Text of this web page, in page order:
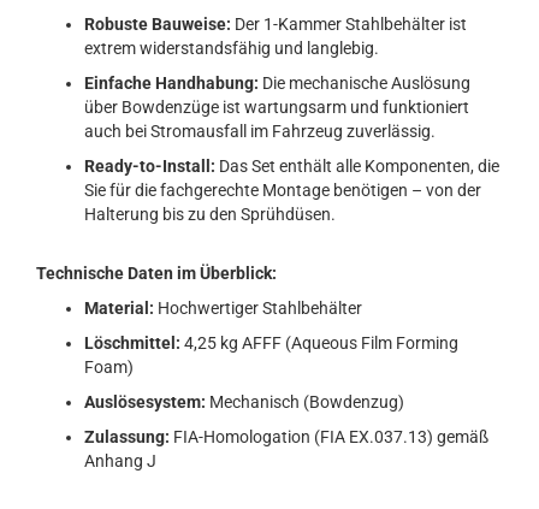
Robuste Bauweise: Der 1-Kammer Stahlbehälter ist
extrem widerstandsfähig und langlebig.
Einfache Handhabung: Die mechanische Auslösung
über Bowdenzüge ist wartungsarm und funktioniert
auch bei Stromausfall im Fahrzeug zuverlässig.
Ready-to-Install: Das Set enthält alle Komponenten, die
Sie für die fachgerechte Montage benötigen – von der
Halterung bis zu den Sprühdüsen.
Technische Daten im Überblick:
Material: Hochwertiger Stahlbehälter
Löschmittel: 4,25 kg AFFF (Aqueous Film Forming
Foam)
Auslösesystem: Mechanisch (Bowdenzug)
Zulassung: FIA-Homologation (FIA EX.037.13) gemäß
Anhang J